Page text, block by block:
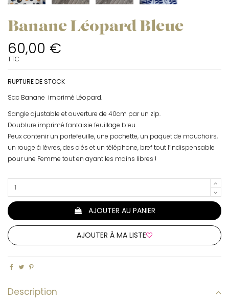
Banane Léopard Bleue
60,00 €
TTC
RUPTURE DE STOCK
Sac Banane imprimé Léopard.
Sangle ajustable et ouverture de 40cm par un zip.
Doublure imprimé fantaisie feuillage bleu.
Peux contenir un portefeuille, une pochette, un paquet de mouchoirs,
un rouge à lèvres, des clés et un téléphone, bref tout l’indispensable
pour une Femme tout en ayant les mains libres !
AJOUTER AU PANIER
AJOUTER À MA LISTE
Description